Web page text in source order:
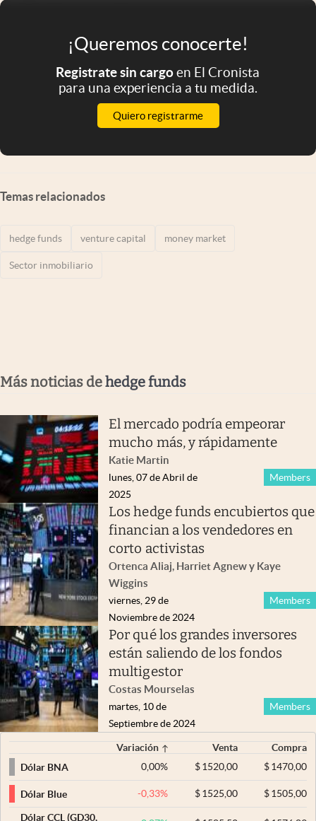
¡Queremos conocerte!
Registrate sin cargoen El Cronista
para una experiencia a tu medida.
Quiero registrarme
Temas relacionados
hedge funds venture capital money market
Sector inmobiliario
Más noticias dehedge funds
El mercado podría empeorar
mucho más, y rápidamente
Katie Martin
Members
lunes, 07 de Abril de
2025
Los hedge funds encubiertos que
financian a los vendedores en
corto activistas
Ortenca Aliaj, Harriet Agnew y Kaye
Wiggins
Members
viernes, 29 de
Noviembre de 2024
Por qué los grandes inversores
están saliendo de los fondos
multigestor
Costas Mourselas
Members
martes, 10 de
Septiembre de 2024
Variación Venta
Compra
Dólar BNA
0,00% $ 1520,00 $1470,00
Dólar Blue -0,33% $ 1525,00 $1505,00
Dólar CCL (GD30,